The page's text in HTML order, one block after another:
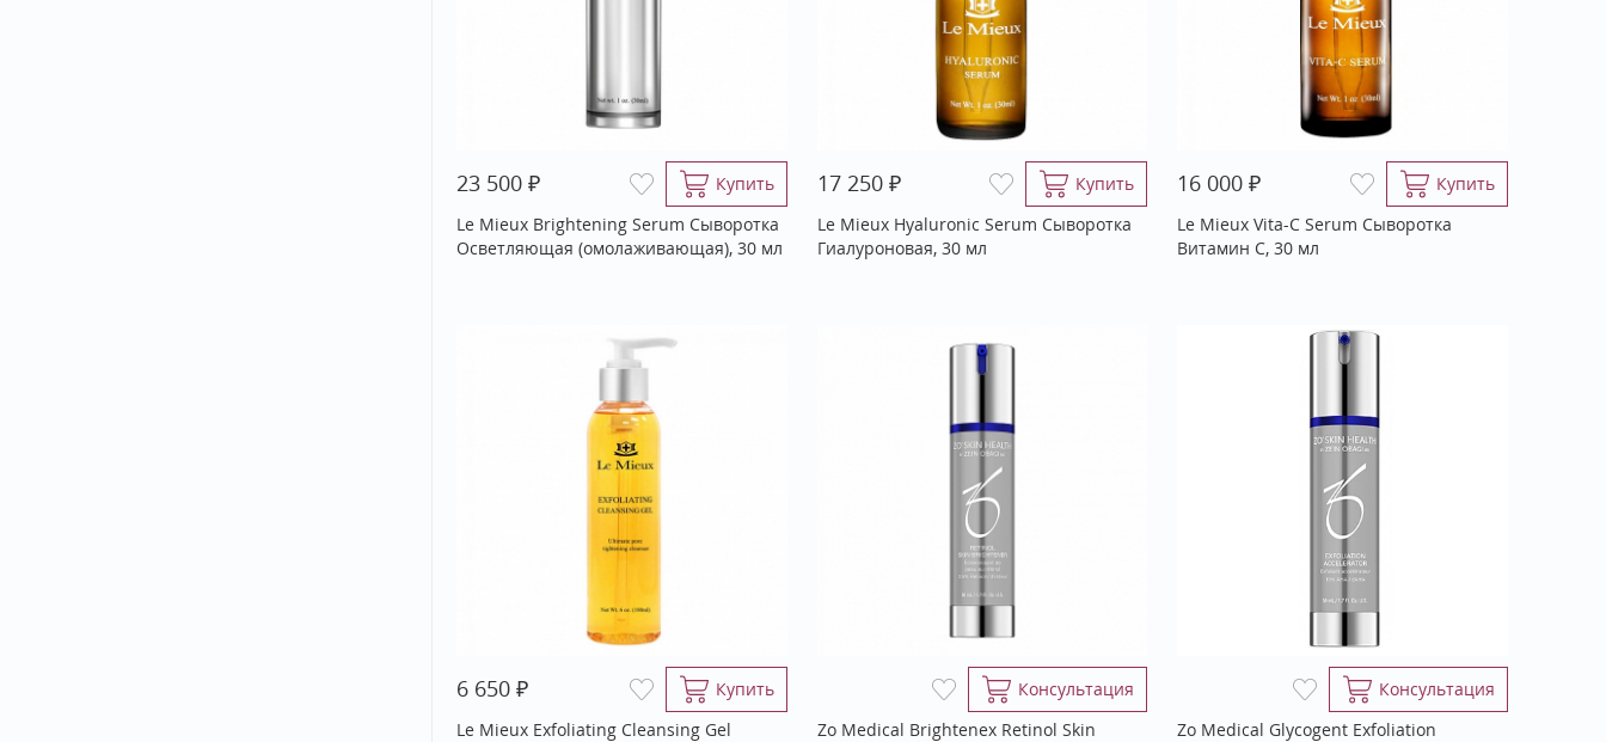
23 500 ₽
Купить
Le Mieux Brightening Serum Сыворотка
Осветляющая (омолаживающая), 30 мл
17 250 ₽
Купить
Le Mieux Hyaluronic Serum Сыворотка
Гиалуроновая, 30 мл
16 000₽
Купить
Le Mieux Vita-C Serum Сыворотка
Витамин С, 30 мл
6 650 ₽
Купить
Le Mieux Exfoliating Cleansing Gel
Консультация
Zo Medical Brightenex Retinol Skin
Консультация
Zo Medical Glycogent Exfoliation